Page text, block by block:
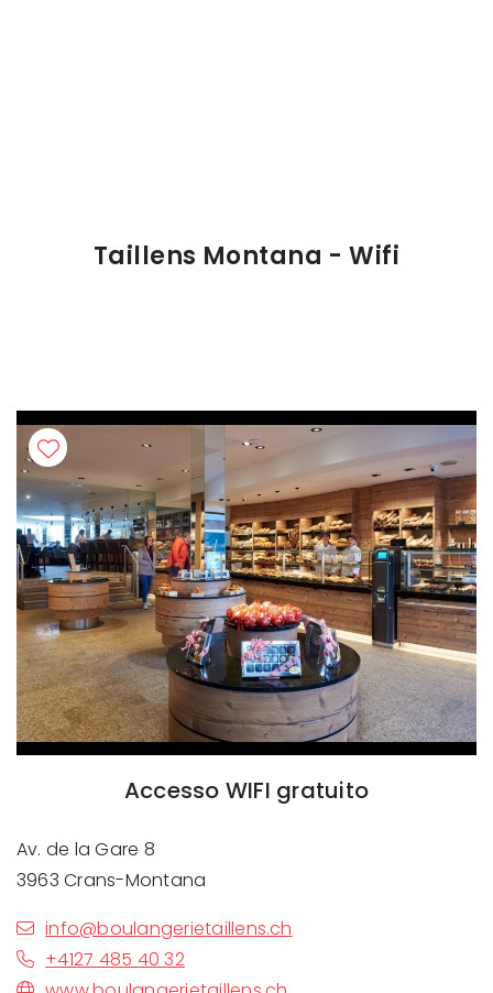
Taillens Montana - Wifi
Accesso WIFI gratuito
Av. de la Gare 8
3963 Crans-Montana
info@boulangerietaillens.ch
+4127 485 40 32